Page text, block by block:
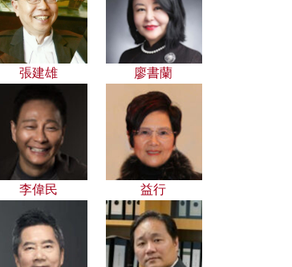
張建雄 廖書蘭
李偉民 益行